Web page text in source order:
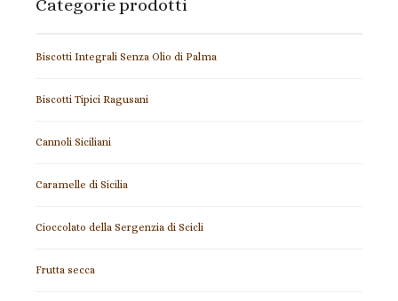
Categorie prodotti
Biscotti Integrali Senza Olio di Palma
Biscotti Tipici Ragusani
Cannoli Siciliani
Caramelle di Sicilia
Cioccolato della Sergenzia di Scicli
Frutta secca